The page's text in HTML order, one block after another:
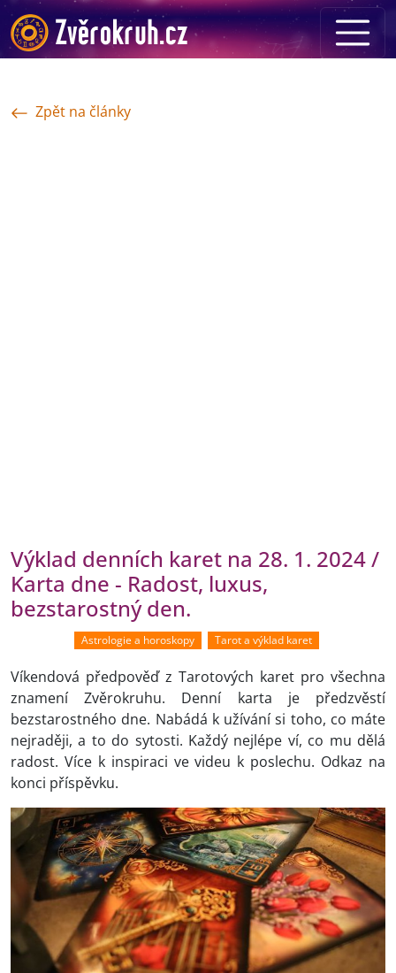
Zpět na články
Výklad denních karet na 28. 1. 2024 /
Karta dne - Radost, luxus,
bezstarostný den.
Astrologie a horoskopy Tarot a výklad karet
Víkendová předpověď z Tarotových karet pro všechna
znamení Zvěrokruhu. Denní karta je předzvěstí
bezstarostného dne. Nabádá k užívání si toho, co máte
nejraději, a to do sytosti. Každý nejlépe ví, co mu dělá
radost. Více k inspiraci ve videu k poslechu. Odkaz na
konci příspěvku.